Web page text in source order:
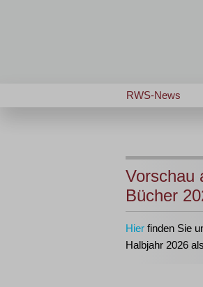
RWS-News
Vorschau
Bücher
Hier finden Sie
Halbjahr 2026